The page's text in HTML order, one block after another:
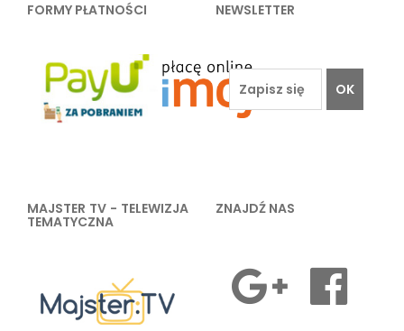
FORMY PŁATNOŚCI NEWSLETTER
OK
MAJSTER TV - TELEWIZJA
TEMATYCZNA
ZNAJDŹ NAS